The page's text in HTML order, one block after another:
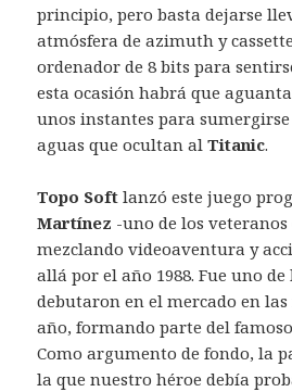
principio, pero basta dejarse
atmósfera de azimuth y
ordenador de 8 bits para
esta ocasión habrá que
unos instantes para
aguas que ocultan alTitanic.
Topo Soft lanzó este juego
Martínez -uno de los
mezclando videoaventura y
allá por el año 1988. Fue uno
debutaron en el mercado en
año, formando parte del
Como argumento de fondo, la
la que nuestro héroe debía